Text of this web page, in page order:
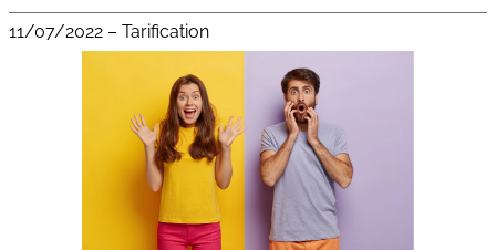
11/07/2022 – Tarification